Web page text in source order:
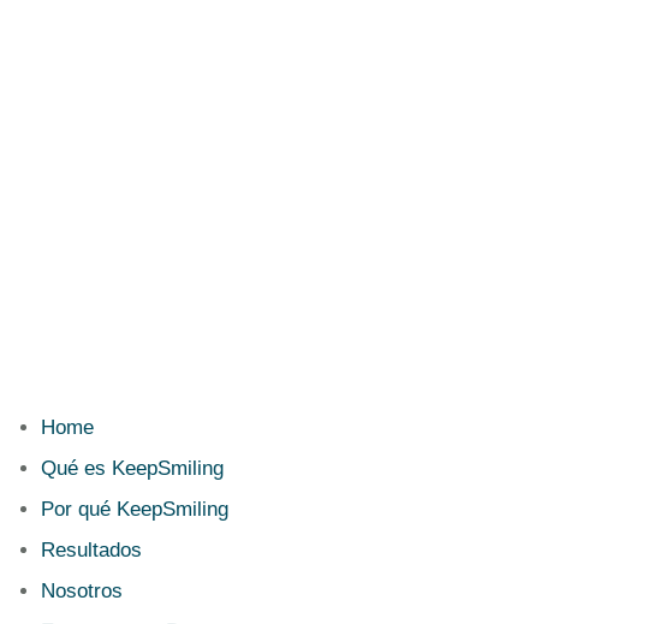
Home
Qué es KeepSmiling
Por qué KeepSmiling
Resultados
Nosotros